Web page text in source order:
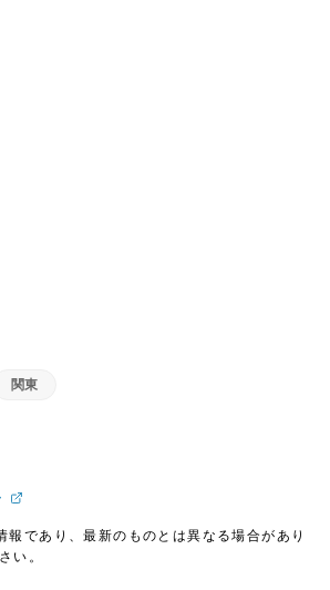
関東
報であり、最新のものとは異なる場合があり
い。